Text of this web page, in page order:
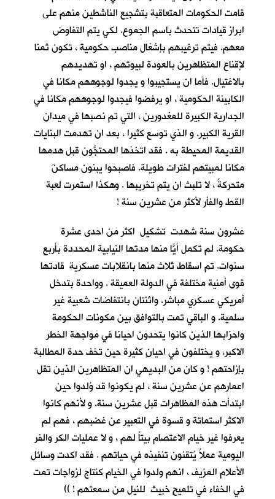
قامت الحكومات المتعاقبة بتشجيع الناشطين منهم على
ابراز قيادات تتحدث باسم الجموع. لكي يتم التفاوض
معهم. فيتم ترغيبهم بإشغال مناصب حكومية ، تكون ثمنا
لإقناع المتظاهرين بالعودة لبيوتهم ، او تهديدهم
بالاغتيال. فأما ان يستجيبوا و يجدوا لوجوههم مكانا في
الكابينة الحكومية ، او يرفضوا فيجدوا لوجوههم مكانا في
الجدارية الكبيرة للمغدورين ، التي تم نصبها في ميدان
القرية الكبير. و الذي توسع كثيرا ، بعد ان تهدمت البنايات
القديمة المحيطة به . فقد اتخذها المحتجُّون قبل هدمها
مكانا لمبيتهم لفترات طويلة. فاصبحوا يبنون مساكنَ
متحركةً ، لا تلبث ان يتم تخريبها . وهكذا استمرت لعبة
القط والفأر لأكثر من عشرين سنة !
عشرون سنة شهدت تشكيل اكثر من احدى عشرة
حكومة. لم تكمل أيّاً منها مدتها النيابية المحددة بأربع
سنوات. تم اسقاط ثلاث منها بانقلابات عسكرية قادتها
قوى أمنية مختلفة في الدولة العميقة . وواحدة بتدخل
أمريكي عسكري مباشر. واثنتان بانتفاضات شعبية غير
سلمية. و الباقي تمت بالتوافق بين مكونات الحكومة
واحزابها الذين كانوا يتحدون احيانا في مواجهة الخطر
الاكبر، و يختلفون في احيانٍ كثيرة حين تخف حدة المطالبة
بإزاحتهم ! و كان من البديهي ان المتظاهرين الذين تقل
اعمارهم عن عشرين سنة ، لم يكونوا قد وُلدوا حين
ابتدأت هذه المظاهرات قبل عشرين سنة. و لأنهم كانوا
الاكثر استماتة و قسوة في التعبير عن غضبهم ، فهم لم
يعرفوا غير خيام الاعتصام بيتاً لهم ، و لا عمليات الكر والفر
اليومية عملاً يُتقنون تنفيذه في حياتهم . فقد اكدت وسائل
الأعلام المزيف ، انهم ولدوا في الخيام كنتاج لزواجات تمت
في الخفاء في تلميحٍ خبيث للنيل من سمعتهم ! ))